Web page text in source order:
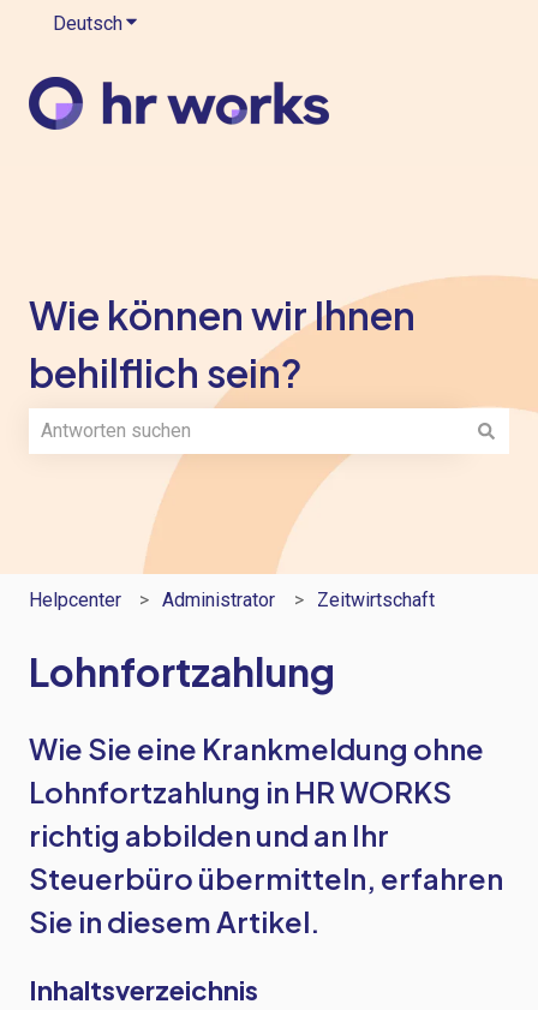
DeutschUntermenü für Übersetzungen anzeigen
Wie können wir Ihnen
behilflich sein?
Es gibt keine Vorschläge, da das Suchfeld leer ist.
Helpcenter Administrator Zeitwirtschaft
Lohnfortzahlung
Wie Sie eine Krankmeldung ohne
Lohnfortzahlung in HR WORKS
richtig abbilden und an Ihr
Steuerbüro übermitteln, erfahren
Sie in diesem Artikel.
Inhaltsverzeichnis